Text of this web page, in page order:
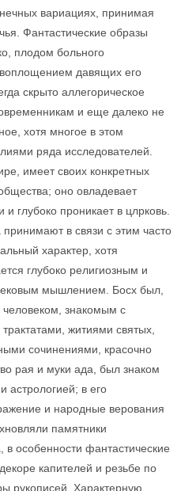
вариациях, принимая
Фантастические образы
плодом больного
давящих его
скрыто аллегорическое
и еще далеко не
хотя многое в этом
ряда исследователей.
имеет своих конкретных
оно овладевает
глубоко проникает в цлрковь.
в связи с этим часто
характер, хотя
глубоко религиозным и
мышлением. Босх был,
знакомым с
житиями святых,
сочинениями, красочно
рая и муки ада, был знаком
астрологией; в его
и народные верования
памятники
в особенности фантастические
капителей и резьбе по
рукописей. Характерную